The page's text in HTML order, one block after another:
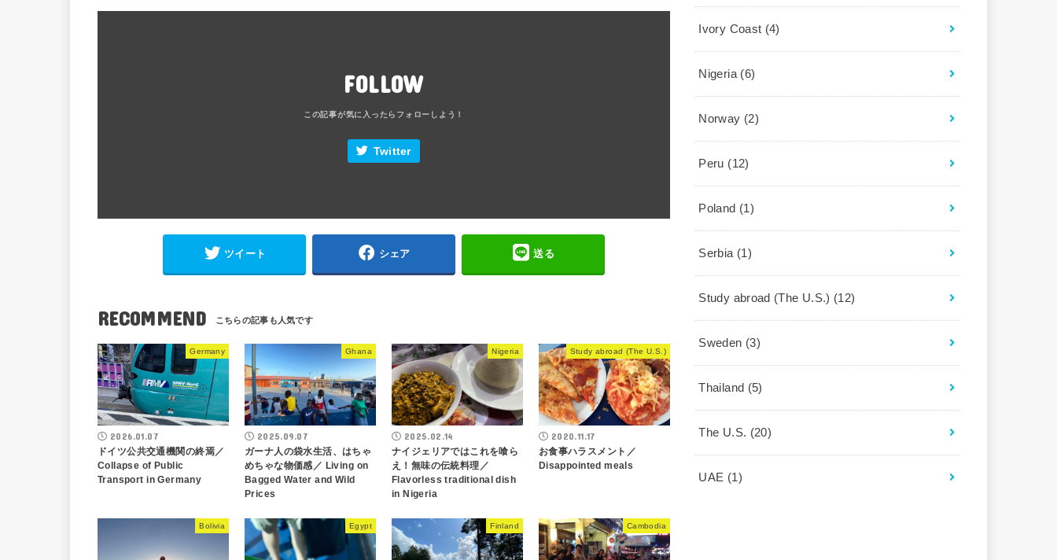
FOLLOW
Twitter
ツイート シェア 送る
RECOMMEND
Germany
2026.01.07
ドイツ公共交通機関の終焉／
Collapse of Public
Transport in Germany
Ghana
2025.09.07
ガーナ人の袋水生活、はちゃ
めちゃな物価感／ Living on
Bagged Water and Wild
Prices
Nigeria
2025.02.14
ナイジェリアではこれを喰ら
え！無味の伝統料理／
Flavorless traditional dish
in Nigeria
Study abroad (The U.S.)
2020.11.17
お食事ハラスメント／
Disappointed meals
Bolivia Egypt Finland Cambodia
Ivory Coast (4)
Nigeria (6)
Norway (2)
Peru (12)
Poland (1)
Serbia (1)
Study abroad (The U.S.) (12)
Sweden (3)
Thailand (5)
The U.S. (20)
UAE (1)